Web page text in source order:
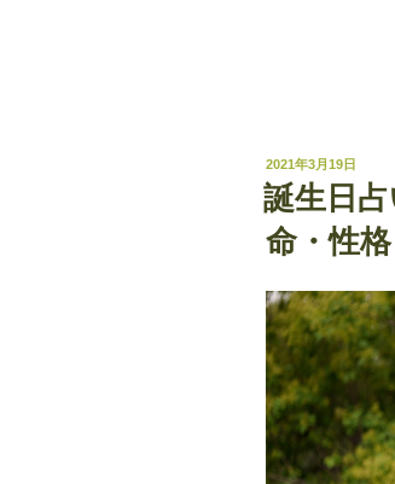
投
稿
日:
2021年3月19日
誕生日
命・性